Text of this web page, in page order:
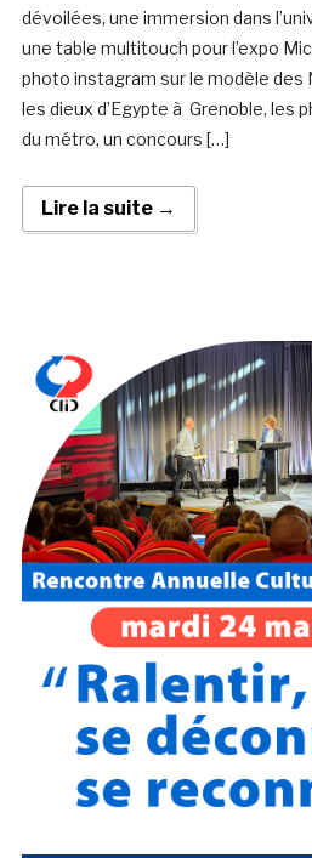
dévoilées, une immersion dans
une table multitouch pour l’expo
photo instagram sur le modèle des
les dieux d’Egypte à Grenoble, les
du métro, un concours […]
Lire la suite →